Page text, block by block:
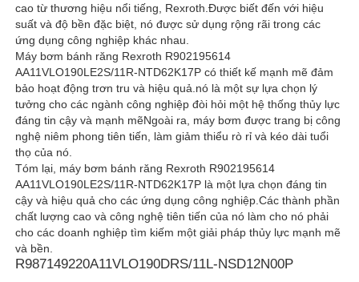
Máy bơm thủy lực Parker
Máy bơm thủy lực Vickers
Van thủy lực Rexroth
Phụ kiện bộ lọc Rexroth
Van thủy lực YUKEN
Bơm thủy lực Yuken
cao từ thương hiệu nổi tiếng, Rexroth.Được biết đến với hiệu
suất và độ bền đặc biệt, nó được sử dụng rộng rãi trong các
ứng dụng công nghiệp khác nhau.
Máy bơm bánh răng Rexroth R902195614
AA11VLO190LE2S/11R-NTD62K17P có thiết kế mạnh mẽ đảm
bảo hoạt động trơn tru và hiệu quả.nó là một sự lựa chọn lý
tưởng cho các ngành công nghiệp đòi hỏi một hệ thống thủy lực
đáng tin cậy và mạnh mẽNgoài ra, máy bơm được trang bị công
nghệ niêm phong tiên tiến, làm giảm thiểu rò rỉ và kéo dài tuổi
thọ của nó.
Tóm lại, máy bơm bánh răng Rexroth R902195614
AA11VLO190LE2S/11R-NTD62K17P là một lựa chọn đáng tin
cậy và hiệu quả cho các ứng dụng công nghiệp.Các thành phần
chất lượng cao và công nghệ tiên tiến của nó làm cho nó phải
cho các doanh nghiệp tìm kiếm một giải pháp thủy lực mạnh mẽ
và bền.
R987149220A11VLO190DRS/11L-NSD12N00P